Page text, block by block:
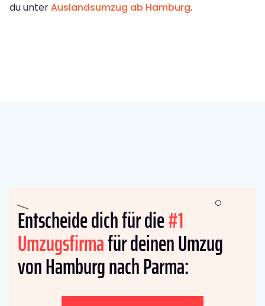
du unterAuslandsumzug ab Hamburg.
Entscheide dich für die#1
Umzugsfirmafür deinen Umzug
von Hamburg nach Parma: